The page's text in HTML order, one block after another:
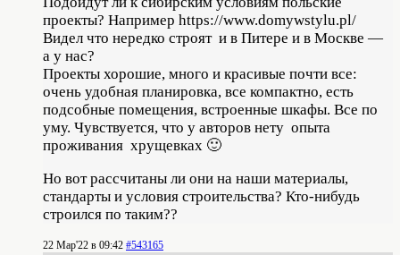
проекты? Например https://www.domywstylu.pl/
Видел что нередко строят и в Питере и в Москве —
а у нас?
Проекты хорошие, много и красивые почти все:
очень удобная планировка, все компактно, есть
подсобные помещения, встроенные шкафы. Все по
уму. Чувствуется, что у авторов нету опыта
проживания хрущевках 🙂
Но вот рассчитаны ли они на наши материалы,
стандарты и условия строительства? Кто-нибудь
строился по таким??
22 Мар'22 в 09:42 #543165